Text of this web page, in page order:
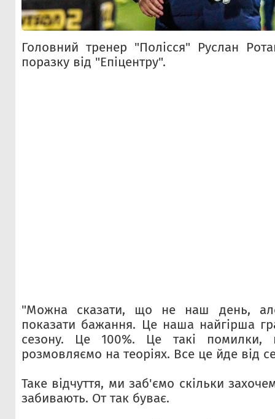
Головний тренер "Полісся" Руслан
поразку від "Епіцентру".
"Можна сказати, що не наш день,
показати бажання. Це наша найгірша
сезону. Це 100%. Це такі помилки,
розмовляємо на теоріях. Все це йде від
Таке відчуття, ми заб'ємо скільки
забивають. От так буває.